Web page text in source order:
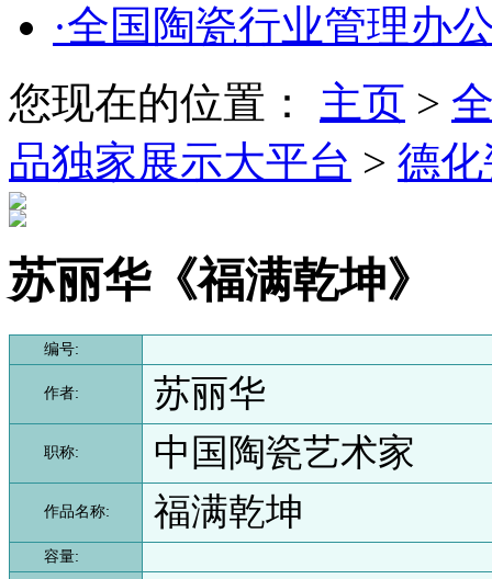
·全国陶瓷行业管理办
您现在的位置： 主页 >
品独家展示大平台 > 德
苏丽华《福满乾坤》
编号:
作者: 苏丽华
职称: 中国陶瓷艺术家
作品名称: 福满乾坤
容量: